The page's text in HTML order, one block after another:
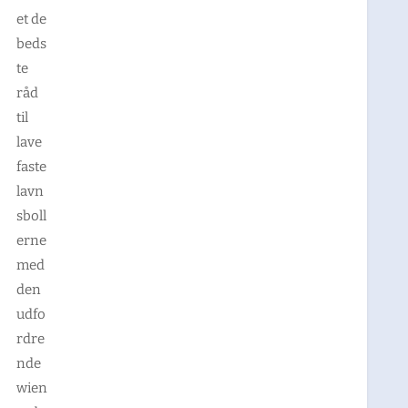
et de
beds
te
råd
til
lave
faste
lavn
sboll
erne
med
den
udfo
rdre
nde
wien